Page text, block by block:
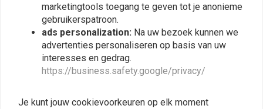
Classic Claxon / Toeter
€13,94
marketingtools toegang te geven tot je anonieme
gebruikerspatroon.
ads personalization: Na uw bezoek kunnen we
advertenties personaliseren op basis van uw
interesses en gedrag.
https://business.safety.google/privacy/
Je kunt jouw cookievoorkeuren op elk moment